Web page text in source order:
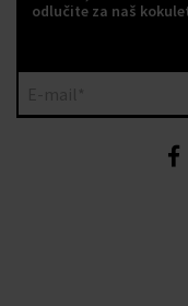
odlučite za naš